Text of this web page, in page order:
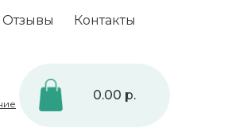
Отзывы Контакты
0.00 р.